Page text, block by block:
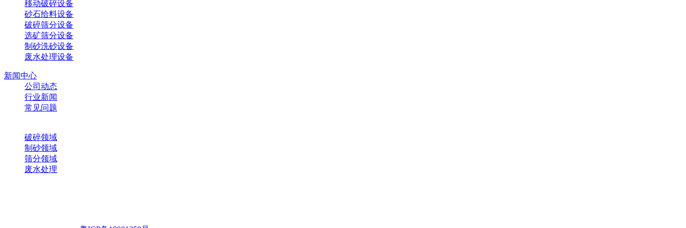
移动破碎设备
砂石给料设备
破碎筛分设备
选矿筛分设备
制砂洗砂设备
废水处理设备
新闻中心
公司动态
行业新闻
常见问题
破碎领域
制砂领域
筛分领域
废水处理